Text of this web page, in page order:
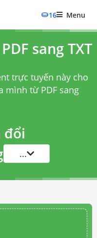
16 Menu
sang TXT
trực tuyến này cho
mình từ PDF sang
đổi
...